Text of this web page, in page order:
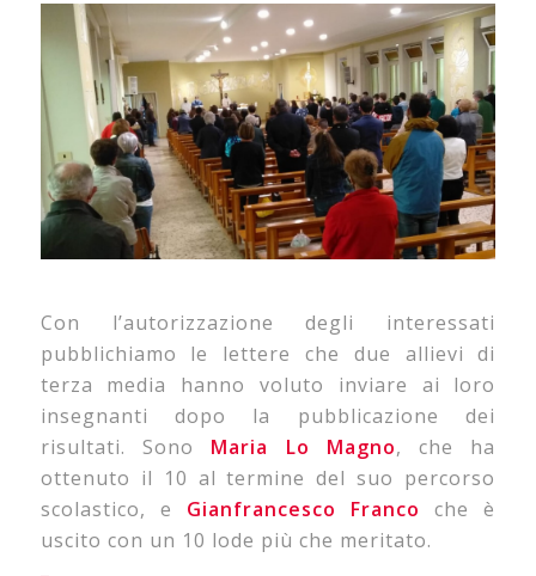
Con l’autorizzazione degli interessati
pubblichiamo le lettere che due allievi di
terza media hanno voluto inviare ai loro
insegnanti dopo la pubblicazione dei
risultati. Sono Maria Lo Magno, che ha
ottenuto il 10 al termine del suo percorso
scolastico, e Gianfrancesco Franco che è
uscito con un 10 lode più che meritato.